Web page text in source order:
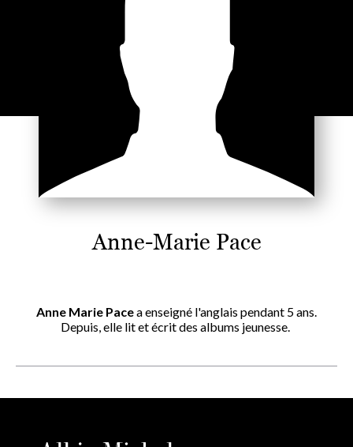
Anne-Marie Pace
Anne Marie Pacea enseigné l'anglais pendant 5 ans.
Depuis, elle lit et écrit des albums jeunesse.